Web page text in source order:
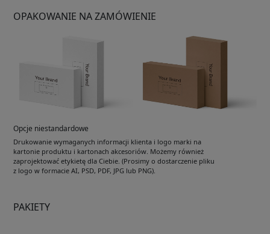
OPAKOWANIE NA ZAMÓWIENIE
Opcje niestandardowe
Drukowanie wymaganych informacji klienta i logo marki na
kartonie produktu i kartonach akcesoriów. Możemy również
zaprojektować etykietę dla Ciebie. (Prosimy o dostarczenie pliku
z logo w formacie AI, PSD, PDF, JPG lub PNG).
PAKIETY